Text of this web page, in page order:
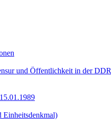
und Öffentlichkeit in der DDR
Einheitsdenkmal)